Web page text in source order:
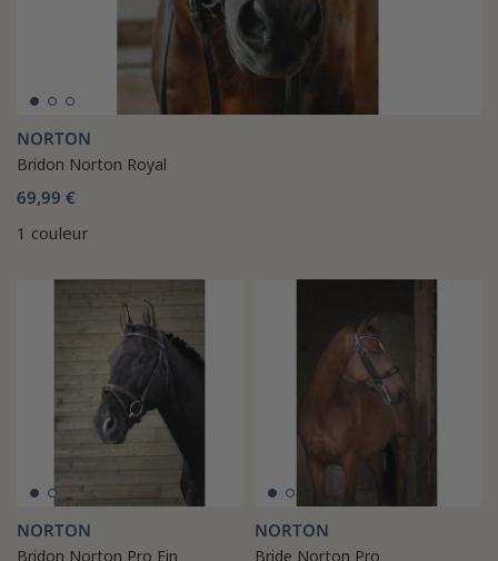
NORTON
Bridon Norton Royal
69,99 €
1 couleur
NORTON
Bridon Norton Pro Fin
NORTON
Bride Norton Pro